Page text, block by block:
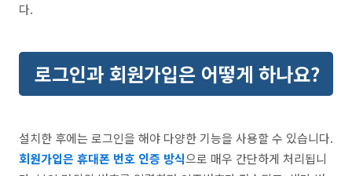
다.
로그인과 회원가입은 어떻게 하나요?
설치한 후에는 로그인을 해야 다양한 기능을 사용할 수 있습니다.
회원가입은 휴대폰 번호 인증 방식으로 매우 간단하게 처리됩니